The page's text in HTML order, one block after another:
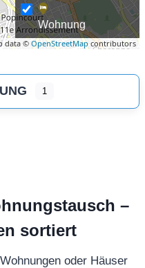
data ©OpenStreetMap contributors
Wohnung
1
–
sortiert
oder Häuser